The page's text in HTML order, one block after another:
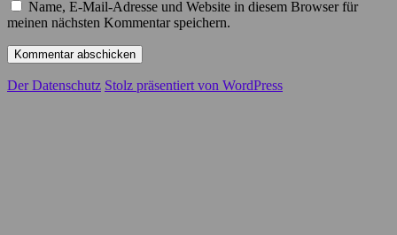
Name, E-Mail-Adresse und Website in diesem Browser für
meinen nächsten Kommentar speichern.
Der Datenschutz Stolz präsentiert von WordPress